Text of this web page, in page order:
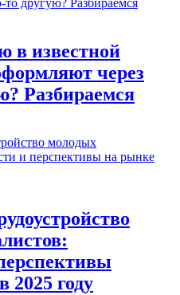
в известной
через
Разбираемся
2025 году